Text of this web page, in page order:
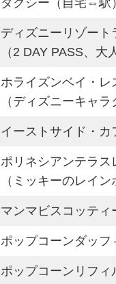
タクシー（自宅⇔駅
ディズニーリゾート
（2 DAY PASS、大
ホライズンベイ・レ
（ディズニーキャ
イーストサイド・カ
ポリネシアンテラス
（ミッキーのレイ
マンマビスコッテ
ポップコーンダッ
ポップコーンリフィ